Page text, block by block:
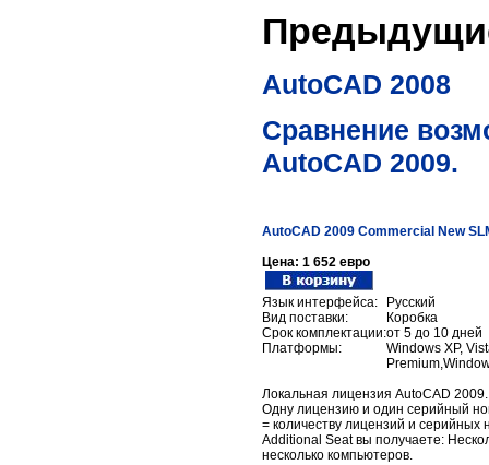
AutoCAD 2008
Сравнение
AutoCAD 2009.
AutoCAD 2009 Commercial New
Цена: 1 652 евро
Язык интерфейса:
Русский
Вид поставки:
Коробка
Срок комплектации:от 5 до 10 дней
Платформы:
Windows XP,
Локальная лицензия AutoCAD
Одну лицензию и один серийный
= количеству лицензий и
Additional Seat вы получаете:
несколько компьютеров.